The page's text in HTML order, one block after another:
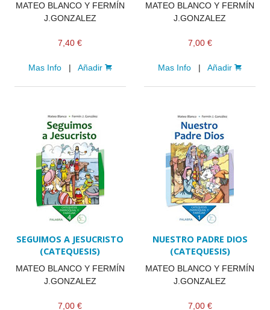
MATEO BLANCO Y FERMÍN
J.GONZALEZ
7,40 €
Mas Info| Añadir
MATEO BLANCO Y FERMÍN
J.GONZALEZ
7,00 €
Mas Info |Añadir
SEGUIMOS A JESUCRISTO
(CATEQUESIS)
MATEO BLANCO Y FERMÍN
J.GONZALEZ
7,00 €
NUESTRO PADRE DIOS
(CATEQUESIS)
MATEO BLANCO Y FERMÍN
J.GONZALEZ
7,00 €